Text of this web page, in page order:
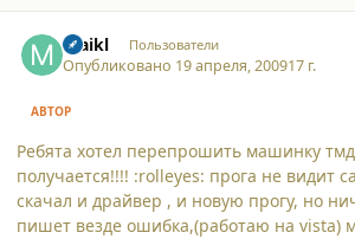
maikl Пользователи
Опубликовано 19 апреля, 200917 г.
АВТОР
Ребята хотел перепрошить машинку
получается!!!! :rolleyes: прога не видит
скачал и драйвер , и новую прогу, но
пишет везде ошибка,(работаю на vista)